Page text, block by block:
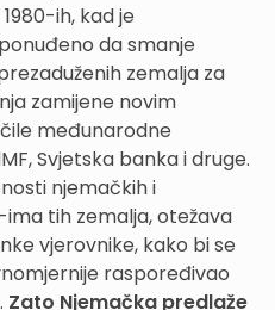
ih, kad je
da smanje
zemalja za
zamijene novim
međunarodne
Svjetska banka i druge.
njemačkih i
tih zemalja, otežava
vjerovnike, kako bi se
raspoređivao
Zato Njemačka predlaže